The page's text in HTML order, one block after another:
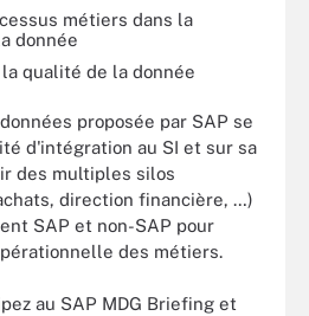
métiers dans la
donnée
qualité de la donnée
proposée par SAP se
d'intégration au SI et sur sa
des multiples silos
direction financière, …)
SAP et non-SAP pour
des métiers.
au SAP MDG Briefing et